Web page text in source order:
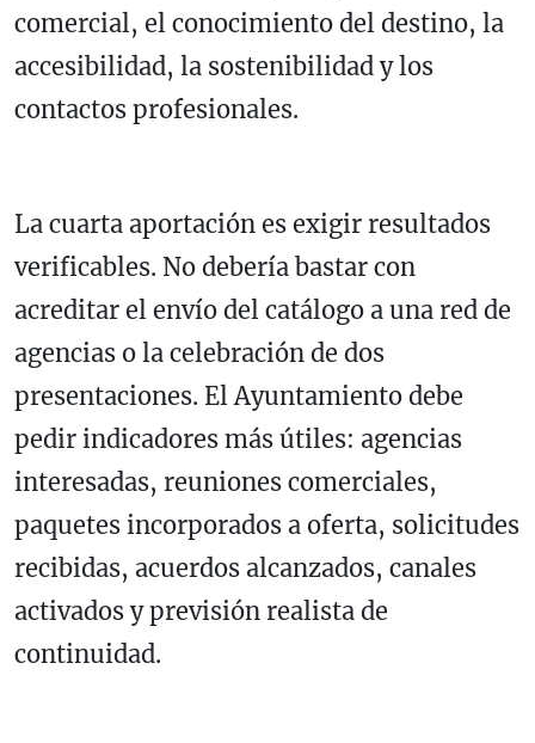
comercial, el conocimiento del destino, la
accesibilidad, la sostenibilidad y los
contactos profesionales.
La cuarta aportación es exigir resultados
verificables. No debería bastar con
acreditar el envío del catálogo a una red de
agencias o la celebración de dos
presentaciones. El Ayuntamiento debe
pedir indicadores más útiles: agencias
interesadas, reuniones comerciales,
paquetes incorporados a oferta, solicitudes
recibidas, acuerdos alcanzados, canales
activados y previsión realista de
continuidad.